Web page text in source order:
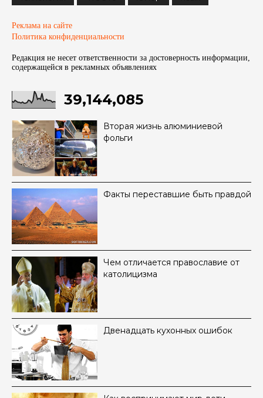
Реклама на сайте
Политика конфиденциальности
Редакция не несет ответственности за достоверность информации,
содержащейся в рекламных объявленияx
39,144,085
Вторая жизнь алюминиевой
фольги
Факты переставшие быть правдой
Чем отличается православие от
католицизма
Двенадцать кухонных ошибок